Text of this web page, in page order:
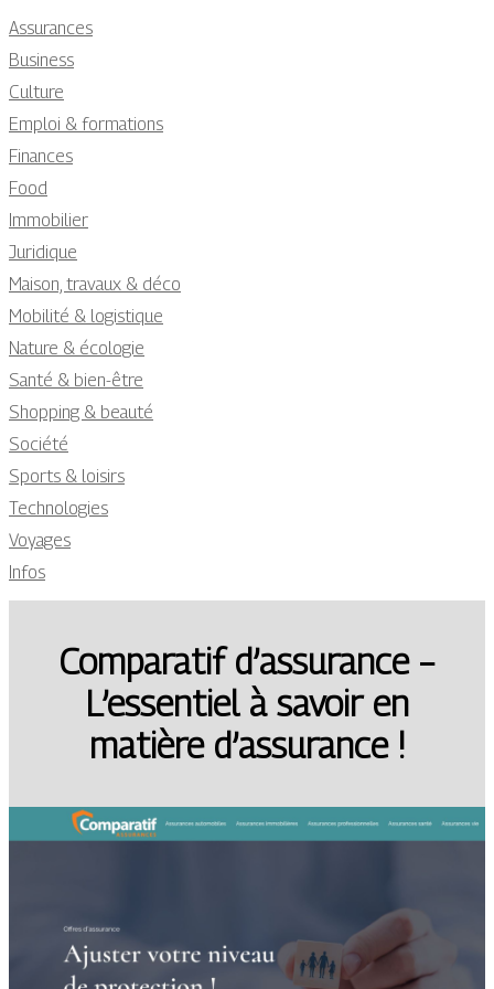
Assurances
Business
Culture
Emploi & formations
Finances
Food
Immobilier
Juridique
Maison, travaux & déco
Mobilité & logistique
Nature & écologie
Santé & bien-être
Shopping & beauté
Société
Sports & loisirs
Technologies
Voyages
Infos
Comparatif d’assurance –
L’essentiel à savoir en
matière d’assurance !